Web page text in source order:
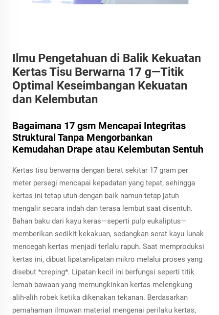
Ilmu Pengetahuan di Balik Kekuatan
Kertas Tisu Berwarna 17 g—Titik
Optimal Keseimbangan Kekuatan
dan Kelembutan
Bagaimana 17 gsm Mencapai Integritas
Struktural Tanpa Mengorbankan
Kemudahan Drape atau Kelembutan Sentuh
Kertas tisu berwarna dengan berat sekitar 17 gram per
meter persegi mencapai kepadatan yang tepat, sehingga
kertas ini tetap utuh dengan baik namun tetap jatuh
mengalir secara indah dan terasa lembut saat disentuh.
Bahan baku dari kayu keras—seperti pulp eukaliptus—
memberikan sedikit kekakuan, sedangkan serat kayu lunak
mencegah kertas menjadi terlalu rapuh. Saat memproduksi
kertas ini, dibuat lipatan-lipatan mikro melalui proses yang
disebut *creping*. Lipatan kecil ini berfungsi seperti titik
lemah bawaan yang memungkinkan kertas melengkung
alih-alih robek ketika dikenakan tekanan. Berdasarkan
pemahaman ilmuwan material mengenai perilaku kertas,